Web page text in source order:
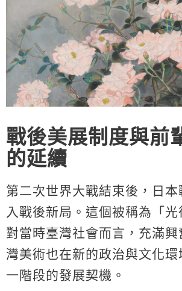
戰後美展制度與前
的延續
第二次世界大戰結束後，日
入戰後新局。這個被稱為「光
對當時臺灣社會而言，充滿
灣美術也在新的政治與文化環
一階段的發展契機。